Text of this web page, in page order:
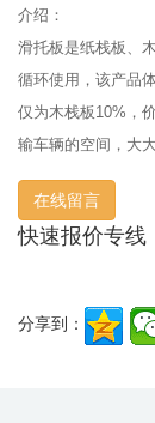
介绍：
滑托板是纸栈板、
循环使用，该产品
仅为木栈板10%，
输车辆的空间，大
在线留言
快速报价专线
分享到：